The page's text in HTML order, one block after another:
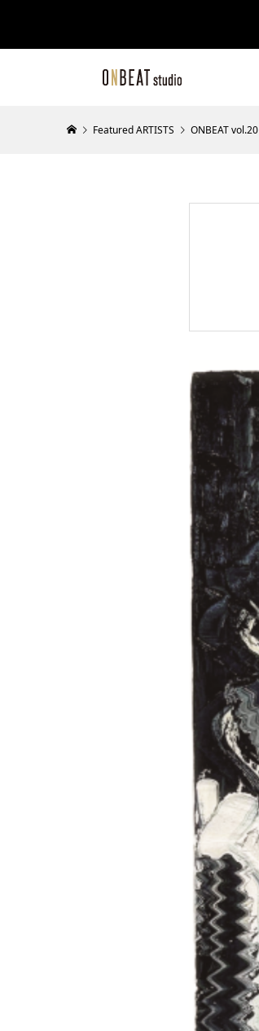
Featured ARTISTS ONBEAT vol.20